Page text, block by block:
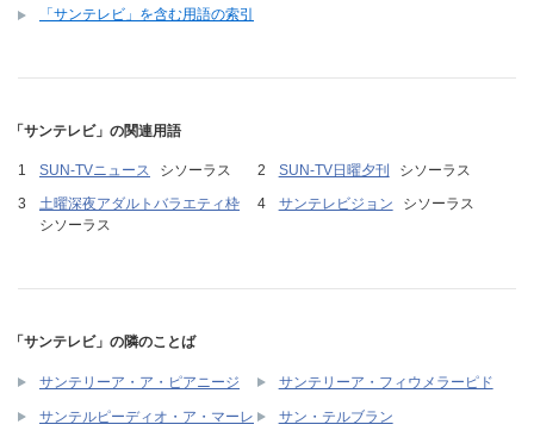
「サンテレビ」を含む用語の索引
「サンテレビ」の関連用語
SUN-TVニュース シソーラス SUN-TV日曜夕刊
シソーラス
土曜深夜アダルトバラエティ枠
シソーラス
サンテレビジョン シソーラス
「サンテレビ」の隣のことば
サンテリーア・ア・ピアニージ サンテリーア・フィウメラーピド
サンテルピーディオ・ア・マーレ サン・テルブラン